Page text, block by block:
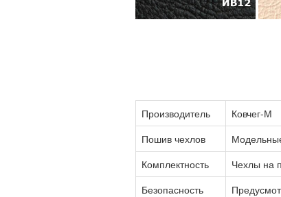
Производитель
Ковчег-М
Пошив чехлов
Комплектность
Чехлы на
Безопасность